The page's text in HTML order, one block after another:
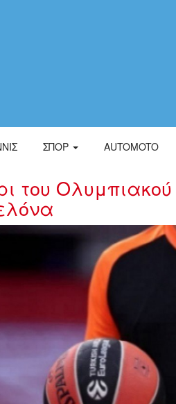
ΣΠΟΡ AUTOMOTO
του